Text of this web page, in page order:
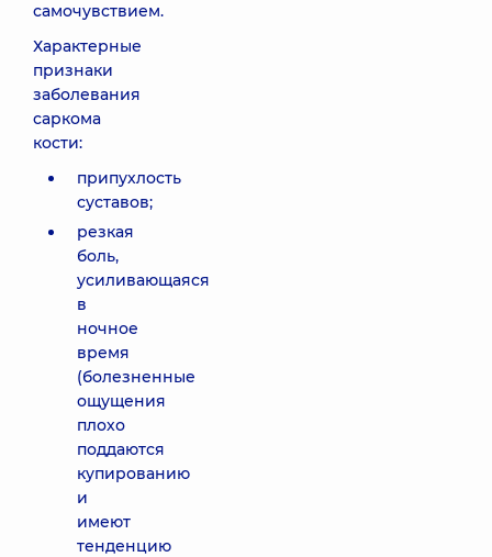
самочувствием.
Характерные
признаки
заболевания
саркома
кости:
припухлость
суставов;
резкая
боль,
усиливающаяся
в
ночное
время
(болезненные
ощущения
плохо
поддаются
купированию
и
имеют
тенденцию